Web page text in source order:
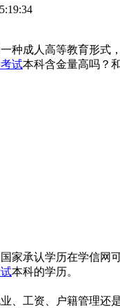
种成人高等教育形式
试本科含金量高吗？
家承认学历在学信
本科的学历。
、工资、户籍管理